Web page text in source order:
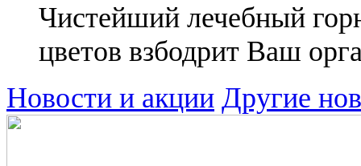
Чистейший лечебный
цветов взбодрит Ваш
Новости и акции Другие